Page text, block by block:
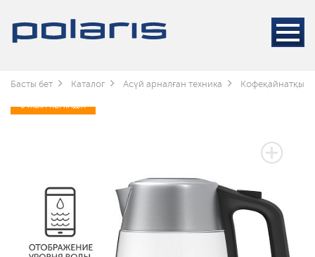
Басты бет Каталог Асүй арналған техника
3 ЖЫЛ КЕПІЛДІК